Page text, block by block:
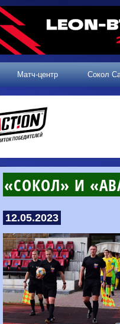
Матч-центр Сокол
«СОКОЛ» И
12.05.2023